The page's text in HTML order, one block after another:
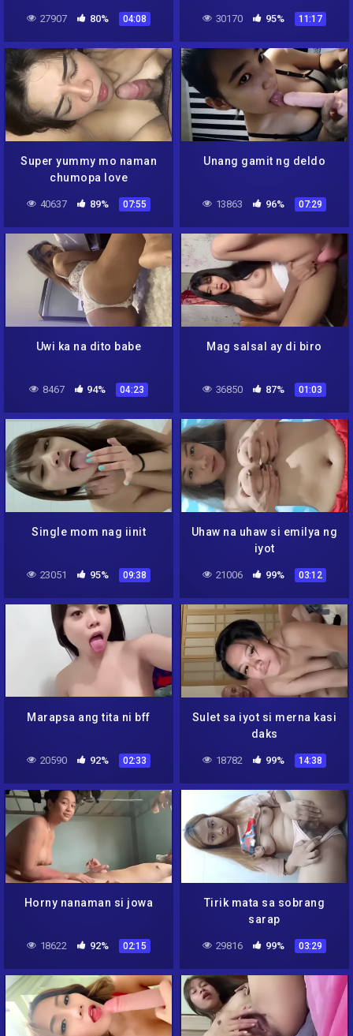
27907 80% 04:08 30170 95% 11:17
Super yummy mo naman
chumopa love
40637 89% 07:55
Unang gamit ng deldo
13863 96% 07:29
Uwi ka na dito babe
8467 94% 04:23
Mag salsal ay di biro
36850 87% 01:03
Single mom nag iinit
23051 95% 09:38
Uhaw na uhaw si emilya ng
iyot
21006 99% 03:12
Marapsa ang tita ni bff
20590 92% 02:33
Sulet sa iyot si merna kasi
daks
18782 99% 14:38
Horny nanaman si jowa
18622 92% 02:15
Tirik mata sa sobrang
sarap
29816 99% 03:29